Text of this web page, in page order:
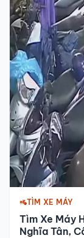
TÌM XE MÁY
Tìm Xe Máy
Nghĩa Tân,